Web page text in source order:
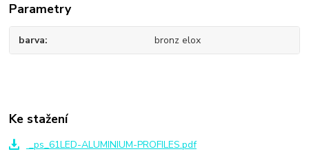
Parametry
barva bronz elox
Ke stažení
_ps_61LED-ALUMINIUM-PROFILES.pdf